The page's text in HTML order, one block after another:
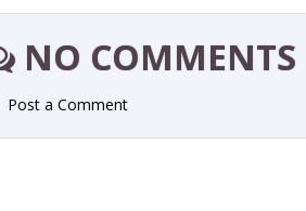
NO COMMENTS
Post a Comment